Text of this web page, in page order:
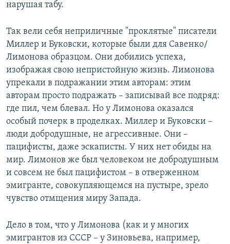
нарушая табу.
Так вели себя неприличные "проклятые" писатели
Миллер и Буковски, которые были для Савенко/
Лимонова образцом. Они добились успеха,
изображая свою непристойную жизнь. Лимонова
упрекали в подражании этим авторам: этим
авторам просто подражать – записывай все подряд:
где пил, чем блевал. Но у Лимонова оказался
особый почерк в проделках. Миллер и Буковски –
люди добродушные, не агрессивные. Они –
пацифисты, даже эскаписты. У них нет обиды на
мир. Лимонов же был человеком не добродушным
и совсем не был пацифистом – в отверженном
эмигранте, совокупляющемся на пустыре, зрело
чувство отмщения миру Запада.
Дело в том, что у Лимонова (как и у многих
эмигрантов из СССР – у Зиновьева, например,